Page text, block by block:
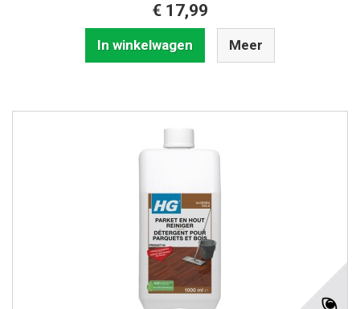
€ 17,99
In winkelwagen Meer